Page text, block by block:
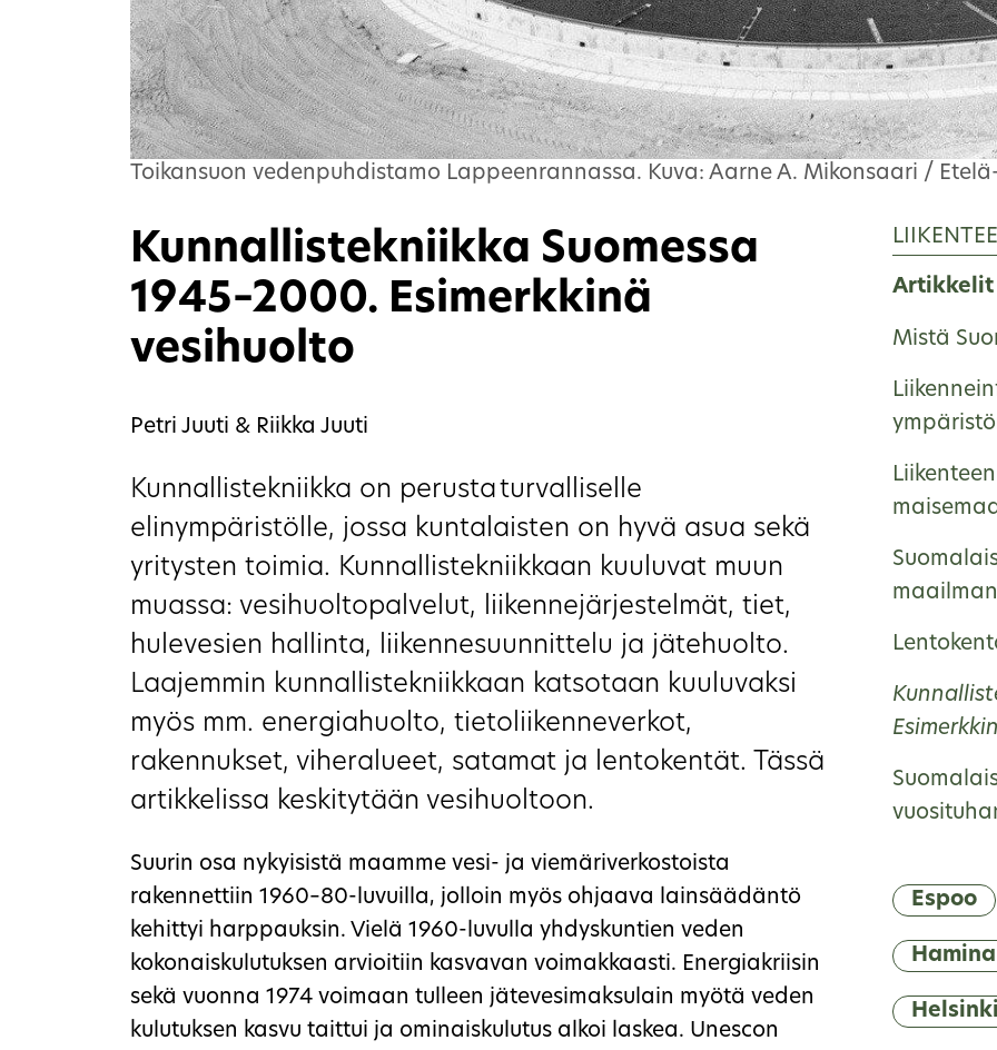
Toikansuon vedenpuhdistamo Lappeenrannassa. Kuva: Aarne A. Mikonsaari /
Kunnallistekniikka Suomessa
1945–2000. Esimerkkinä
vesihuolto
Petri Juuti & Riikka Juuti
Kunnallistekniikka on perusta turvalliselle
elinympäristölle, jossa kuntalaisten on hyvä asua sekä
yritysten toimia. Kunnallistekniikkaan kuuluvat muun
muassa: vesihuoltopalvelut, liikennejärjestelmät, tiet,
hulevesien hallinta, liikennesuunnittelu ja jätehuolto.
Laajemmin kunnallistekniikkaan katsotaan kuuluvaksi
myös mm. energiahuolto, tietoliikenneverkot,
rakennukset, viheralueet, satamat ja lentokentät. Tässä
artikkelissa keskitytään vesihuoltoon.
Suurin osa nykyisistä maamme vesi- ja viemäriverkostoista
rakennettiin 1960–80-luvuilla, jolloin myös ohjaava lainsäädäntö
kehittyi harppauksin. Vielä 1960-luvulla yhdyskuntien veden
kokonaiskulutuksen arvioitiin kasvavan voimakkaasti. Energiakriisin
sekä vuonna 1974 voimaan tulleen jätevesimaksulain myötä veden
kulutuksen kasvu taittui ja ominaiskulutus alkoi laskea. Unescon
Artikkelit
Mistä
Espoo
Hamina
Helsinki